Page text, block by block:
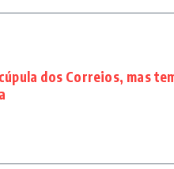
dos Correios, mas